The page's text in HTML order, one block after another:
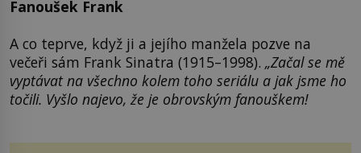
Fanoušek Frank
A co teprve, když ji a jejího manžela pozve na
večeři sám Frank Sinatra (1915–1998). „Začal se mě
vyptávat na všechno kolem toho seriálu a jak jsme ho
točili. Vyšlo najevo, že je obrovským fanouškem!